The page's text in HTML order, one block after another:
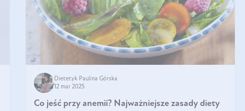
Dietetyk Paulina Górska
12 mar 2025
Co jeść przy anemii? Najważniejsze zasady diety